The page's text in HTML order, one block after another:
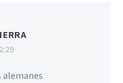
alemanes